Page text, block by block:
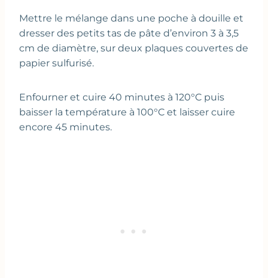
Mettre le mélange dans une poche à douille et
dresser des petits tas de pâte d’environ 3 à 3,5
cm de diamètre, sur deux plaques couvertes de
papier sulfurisé.
Enfourner et cuire 40 minutes à 120°C puis
baisser la température à 100°C et laisser cuire
encore 45 minutes.